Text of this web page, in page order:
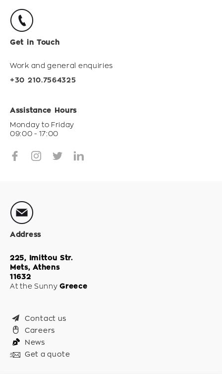
Get in Touch
Work and general enquiries
+30 210.7564325
Assistance Hours
Monday to Friday
09:00 - 17:00
Address
225, Imittou Str.
Mets, Athens
11632
At the SunnyGreece
Contact us
Careers
News
Get a quote